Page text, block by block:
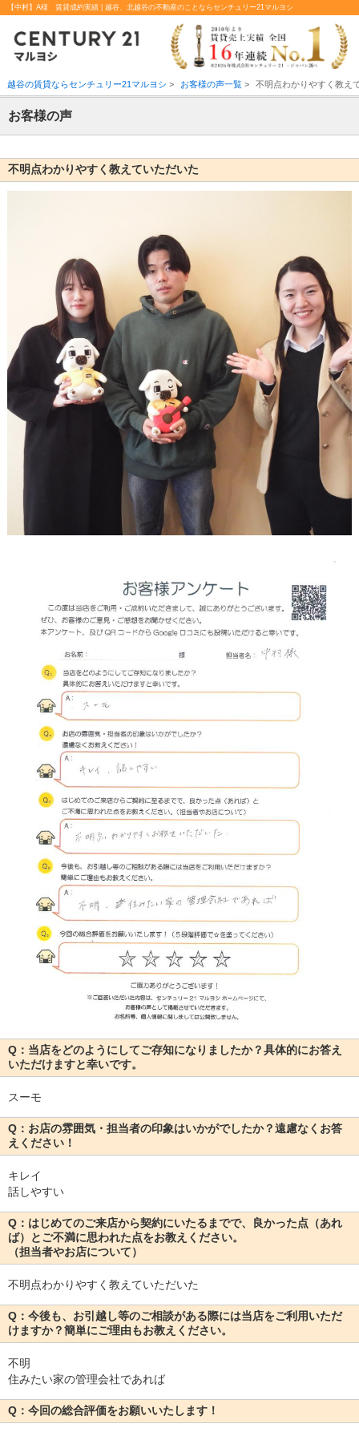
【中村】A様 賃貸成約実績 | 越谷、北越谷の不動産のことならセンチュリー21マルヨシ
越谷の賃貸ならセンチュリー21マルヨシ > お客様の声一覧> 不明点わかりやすく教え
お客様の声
不明点わかりやすく教えていただいた
Q：当店をどのようにしてご存知になりましたか？具体的にお答え
いただけますと幸いです。
スーモ
Q：お店の雰囲気・担当者の印象はいかがでしたか？遠慮なくお答
えください！
キレイ
話しやすい
Q：はじめてのご来店から契約にいたるまでで、良かった点（あれ
ば）とご不満に思われた点をお教えください。
（担当者やお店について）
不明点わかりやすく教えていただいた
Q：今後も、お引越し等のご相談がある際には当店をご利用いただ
けますか？簡単にご理由もお教えください。
不明
住みたい家の管理会社であれば
Q：今回の総合評価をお願いいたします！